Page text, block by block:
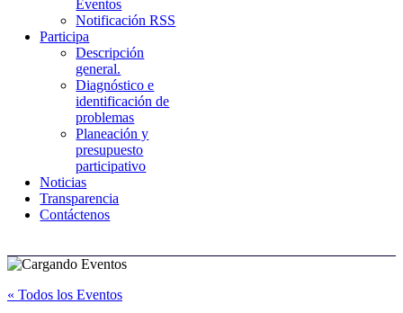
Eventos
Notificación RSS
Participa
Descripción
general.
Diagnóstico e
identificación de
problemas
Planeación y
presupuesto
participativo
Noticias
Transparencia
Contáctenos
« Todos los Eventos